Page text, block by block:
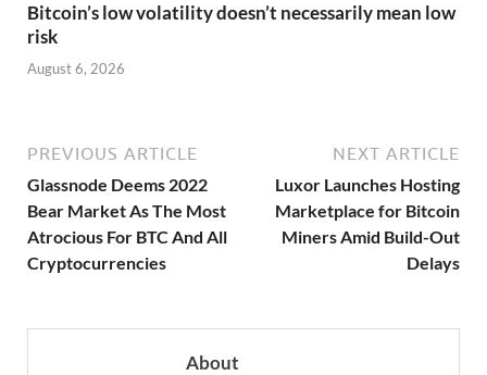
Bitcoin’s low volatility doesn’t necessarily mean low
risk
August 6, 2026
PREVIOUS ARTICLE
Glassnode Deems 2022
Bear Market As The Most
Atrocious For BTC And All
Cryptocurrencies
NEXT ARTICLE
Luxor Launches Hosting
Marketplace for Bitcoin
Miners Amid Build-Out
Delays
About